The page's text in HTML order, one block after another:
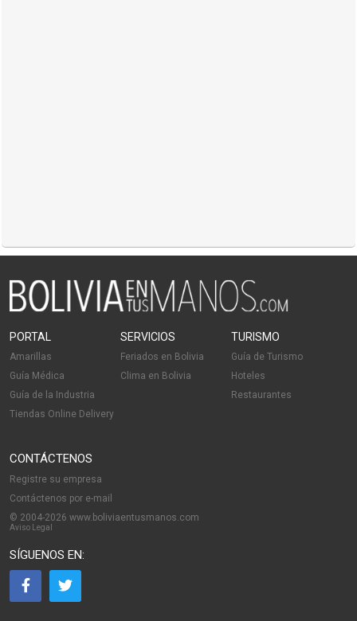
PORTAL
Amarillas
Guía Médica
Guía de la Industria
Tiendas Online Delivery
SERVICIOS
Feriados en Bolivia
Clima en Bolivia
TURISMO
Guía de Turismo
Hoteles
Restaurantes
CONTÁCTENOS
Registre su empresa
Contáctenos por e-mail
© 2004-2026 www.boliviaentusmanos.com
Aviso Legal
SÍGUENOS EN: